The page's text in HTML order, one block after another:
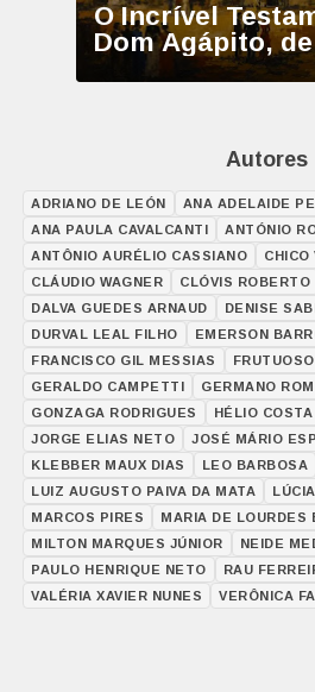
O Incrível
Dom Agápito,
Moura
Autores
ADRIANO DE LEÓN
ANA ADELAIDE
ANA PAULA CAVALCANTI
ANTÓNIO
ANTÔNIO AURÉLIO CASSIANO
CHICO
CLÁUDIO WAGNER
CLÓVIS ROBERTO
DALVA GUEDES ARNAUD
DENISE
DURVAL LEAL FILHO
EMERSON
FRANCISCO GIL MESSIAS
GERALDO CAMPETTI
GERMANO
GONZAGA RODRIGUES
HÉLIO COSTA
JORGE ELIAS NETO
JOSÉ MÁRIO
KLEBBER MAUX DIAS
LEO BARBOSA
LUIZ AUGUSTO PAIVA DA MATA
MARCOS PIRES
MARIA DE LOURDES
MILTON MARQUES JÚNIOR
NEIDE
PAULO HENRIQUE NETO
RAU
VALÉRIA XAVIER NUNES
VERÔNICA